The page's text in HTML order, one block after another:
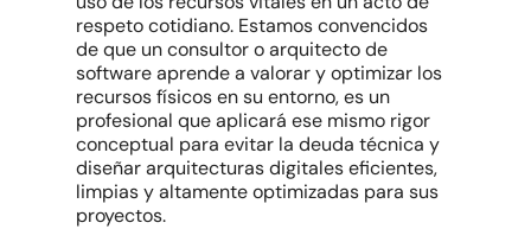
respeto cotidiano. Estamos convencidos
de que un consultor o arquitecto de
software aprende a valorar y optimizar los
recursos físicos en su entorno, es un
profesional que aplicará ese mismo rigor
conceptual para evitar la deuda técnica y
diseñar arquitecturas digitales eficientes,
limpias y altamente optimizadas para sus
proyectos.